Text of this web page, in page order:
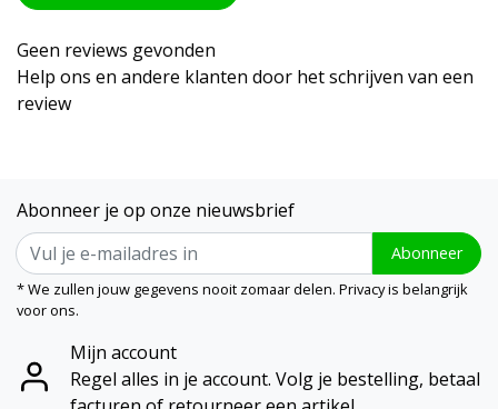
Geen reviews gevonden
Help ons en andere klanten door het schrijven van een
review
Abonneer je op onze nieuwsbrief
Abonneer
* We zullen jouw gegevens nooit zomaar delen. Privacy is belangrijk
voor ons.
Mijn account
Regel alles in je account. Volg je bestelling, betaal